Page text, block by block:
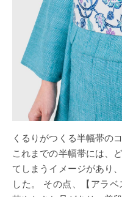
くるりがつくる半幅帯の
これまでの半幅帯には、
てしまうイメージがあり
した。 その点、【アラ